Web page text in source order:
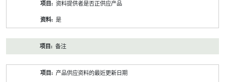
资料提供者是否正供应产品
是
备注
产品供应资料的最近更新日期